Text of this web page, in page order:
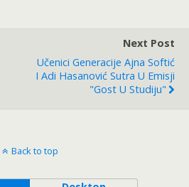
Next Post
Učenici Generacije Ajna Softić
I Adi Hasanović Sutra U Emisji
"Gost U Studiju"
Back to top